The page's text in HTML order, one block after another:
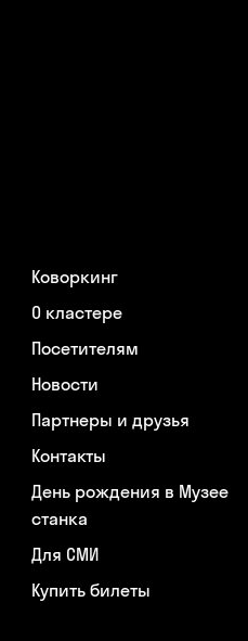
Коворкинг
О кластере
Посетителям
Новости
Партнеры и друзья
Контакты
День рождения в Музее
станка
Для СМИ
Купить билеты